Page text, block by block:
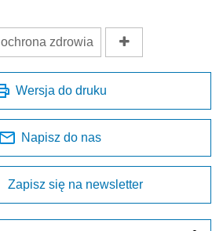
ochrona zdrowia
Wersja do druku
Napisz do nas
Zapisz się na newsletter